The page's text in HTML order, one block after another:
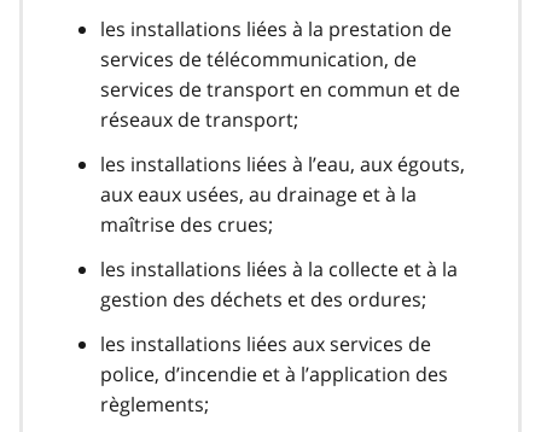
les installations liées à la prestation de
services de télécommunication, de
services de transport en commun et de
réseaux de transport;
les installations liées à l’eau, aux égouts,
aux eaux usées, au drainage et à la
maîtrise des crues;
les installations liées à la collecte et à la
gestion des déchets et des ordures;
les installations liées aux services de
police, d’incendie et à l’application des
règlements;